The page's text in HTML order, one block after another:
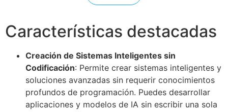
Características destacadas
Creación de Sistemas Inteligentes sin
Codificación: Permite crear sistemas inteligentes y
soluciones avanzadas sin requerir conocimientos
profundos de programación. Puedes desarrollar
aplicaciones y modelos de IA sin escribir una sola